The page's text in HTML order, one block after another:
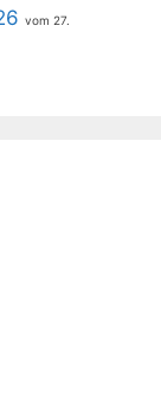
27.